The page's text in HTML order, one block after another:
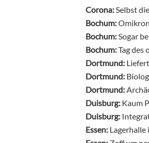
Corona: Selbst
Bochum:
Bochum: Sogar
Bochum:Tag des
Dortmund:
Dortmund:
Dortmund:
Duisburg: Kaum
Duisburg:
Essen: Lagerhalle